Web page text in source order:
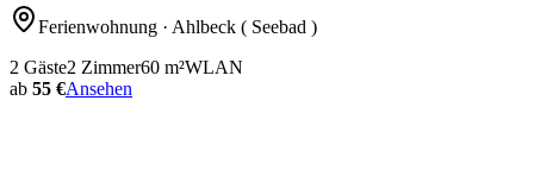
Ferienwohnung · Ahlbeck ( Seebad )
2 Gäste2 Zimmer60 m²WLAN
ab 55 €Ansehen